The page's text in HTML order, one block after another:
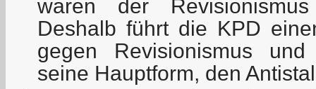
Deshalb führt die KPD
gegen Revisionismus und
seine Hauptform, den